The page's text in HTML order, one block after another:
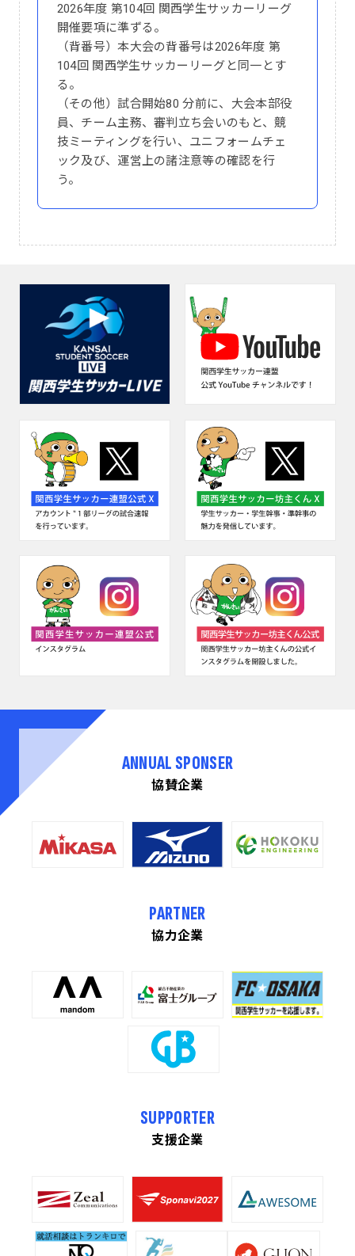
2026年度 第104回 関西学生サッカーリーグ
開催要項に準ずる。
（背番号）本大会の背番号は2026年度 第
104回 関西学生サッカーリーグと同一とす
る。
（その他）試合開始80 分前に、大会本部役
員、チーム主務、審判立ち会いのもと、競
技ミーティングを行い、ユニフォームチェ
ック及び、運営上の諸注意等の確認を行
う。
ANNUAL SPONSER
協賛企業
PARTNER
協力企業
SUPPORTER
支援企業